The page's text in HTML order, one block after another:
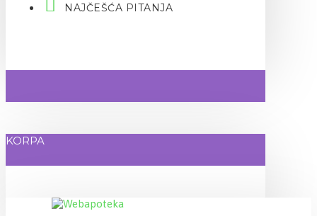
NAJČEŠĆA PITANJA
KORPA